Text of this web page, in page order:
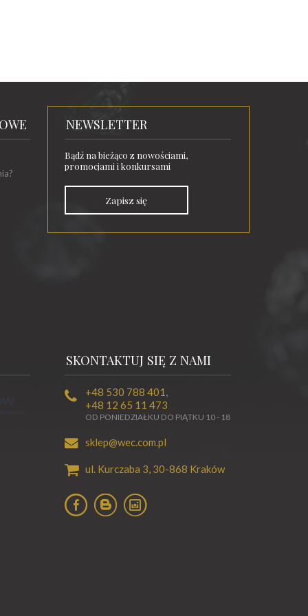
NEWSLETTER
Bądź na bieżąco z nowościami,
promocjami i konkursami
Zapisz się
SKONTAKTUJ SIĘ Z NAMI
+48 530 788 401 ,
+48 12 65 11 473
OD PONIEDZIAŁKU DO PIĄTKU 10 - 18
sklep@wec.com.pl
ul. Kurczaba 3, 30-868 Kraków